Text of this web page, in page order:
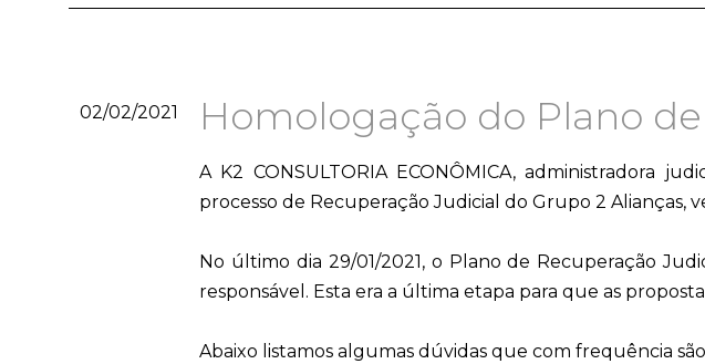
02/02/2021 Homologação do Plano
A K2 CONSULTORIA ECONÔMICA, administradora
processo de Recuperação Judicial do Grupo 2 Alianças,
No último dia 29/01/2021, o Plano de Recuperação
responsável. Esta era a última etapa para que as
Abaixo listamos algumas dúvidas que com frequência